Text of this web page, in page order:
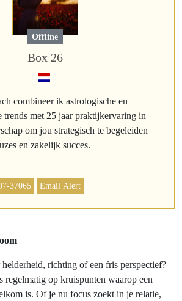
Offline
Box 26
combineer ik astrologische en
trends met 25 jaar praktijkervaring in
om jou strategisch te begeleiden
en zakelijk succes.
37065 Email Alert
richting of een fris perspectief?
regelmatig op kruispunten waarop een
is. Of je nu focus zoekt in je relatie,